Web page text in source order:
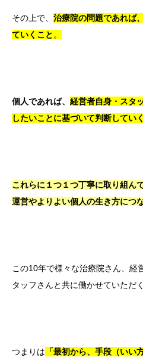
その上で、 治療院の問題であれば
ていくこと 。
個人であれば、 経営者自身・スタ
したいことに基づいて判断してい
これらに１つ１つ丁寧に取り組ん
運営やよりよい個人の生き方につ
この10年で様々な治療院さん、経
タッフさんと共に働かせていただ
つまりは 「最初から、手段（いい